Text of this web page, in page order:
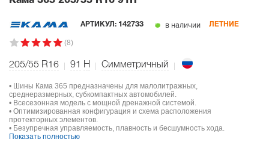
АРТИКУЛ: 142733 в наличии ЛЕТНИЕ
(8)
205/55 R16 91 H Симметричный
• Шины Кама 365 предназначены для малолитражных,
среднеразмерных, субкомпактных автомобилей.
• Всесезонная модель с мощной дренажной системой.
• Оптимизированная конфигурация и схема расположения
протекторных элементов.
• Безупречная управляемость, плавность и бесшумность хода.
Показать полностью